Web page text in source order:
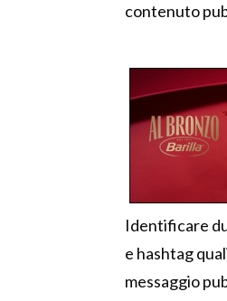
contenuto
Identificare
e hashtag
messaggio